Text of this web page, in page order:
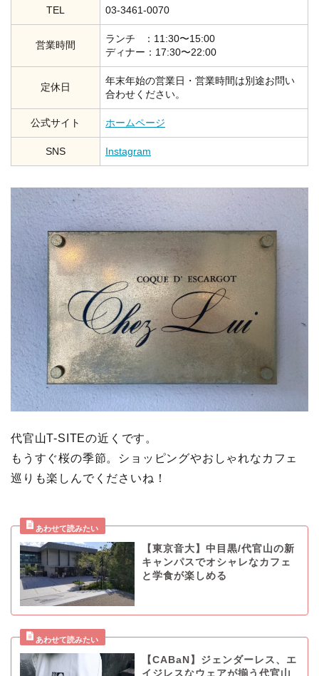
TEL 03-3461-0070
営業時間
ランチ ：11:30〜15:00
ディナー：17:30〜22:00
定休日
年末年始の営業日・営業時間は別途お問い
合わせください。
公式サイト ホームページ
SNS Instagram
代官山T-SITEの近くです。
もうすぐ桜の季節。ショッピングやおしゃれなカフェ
巡りも楽しんでくださいね！
【東京音大】中目黒/代官山の新
キャンパスでオシャレなカフェ
と学食が楽しめる
【CABaN】ジェンダーレス、エ
イジレスなウェアが揃う代官山